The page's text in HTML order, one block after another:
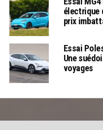
électrique
prix
Essai
Une
voyages